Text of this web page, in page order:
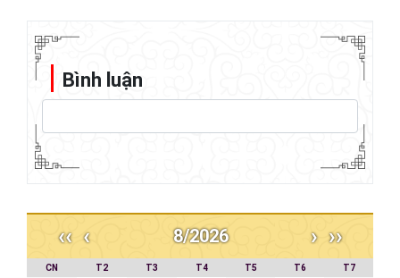
Bình luận
‹‹ ‹ 8/2026 › ››
CN T2 T3 T4 T5 T6 T7